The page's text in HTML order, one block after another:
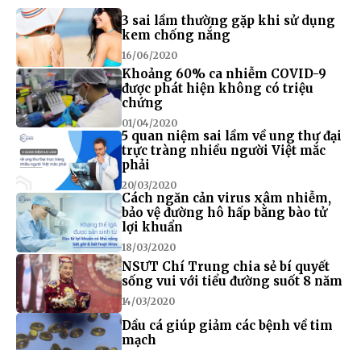
3 sai lầm thường gặp khi sử dụng
kem chống nắng
16/06/2020
Khoảng 60% ca nhiễm COVID-9
được phát hiện không có triệu
chứng
01/04/2020
5 quan niệm sai lầm về ung thư đại
trực tràng nhiều người Việt mắc
phải
20/03/2020
Cách ngăn cản virus xâm nhiễm,
bảo vệ đường hô hấp bằng bào tử
lợi khuẩn
18/03/2020
NSƯT Chí Trung chia sẻ bí quyết
sống vui với tiểu đường suốt 8 năm
14/03/2020
Dầu cá giúp giảm các bệnh về tim
mạch